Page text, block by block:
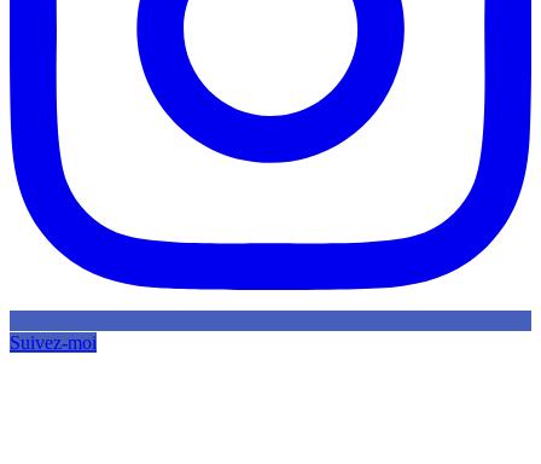
Suivez-moi